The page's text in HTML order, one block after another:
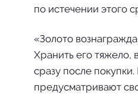
по истечении этого
«Золото
Хранить его тяжело,
сразу после
предусматривают